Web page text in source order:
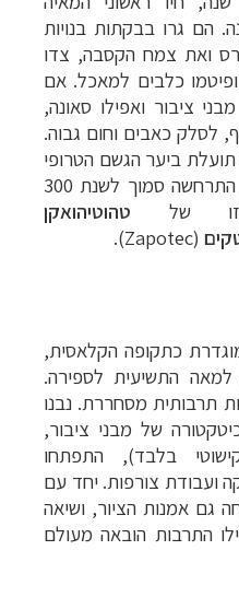
הם גרו בבקתות בנויות
ואת צמח הקסבה, צדו
ופיטמו כלבים למאכל. אם
ציבור ואפילו סאונה,
לסלק כאבים וחום גבוה.
ביער הגשם הטרופי
התגבשות התרבות התרחשה סמוך לשנת 300
לזו של טהוטיהואקן
(
Zapotec
).
כתקופה הקלאסית,
למאה התשיעית לספירה.
תרבותית מסחררת. נבנו
של מבני ציבור,
בלבד), התפתחו
ועבודת צורפות. יחד עם
גם אמנות הציור, ושיאה
התרבות הובאה מעולם
–לחצו לבחירת המסלול
מלונות, רכב ופעילויות–
לאורך כל הדרך–לחצו